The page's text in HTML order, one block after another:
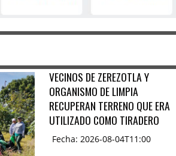
VECINOS DE ZEREZOTLA Y
ORGANISMO DE LIMPIA
RECUPERAN TERRENO QUE ERA
UTILIZADO COMO TIRADERO
Fecha: 2026-08-04T11:00